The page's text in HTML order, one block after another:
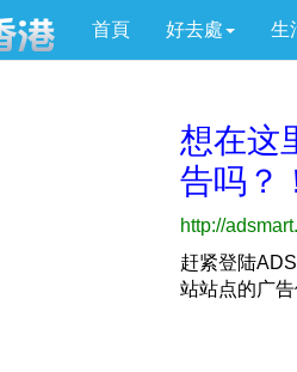
首頁 好去處 生